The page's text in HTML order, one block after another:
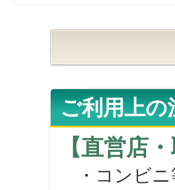
ご利用上の
【直営店
・コンビニ